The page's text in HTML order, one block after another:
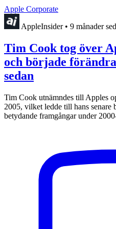
Apple Corporate
AppleInsider • 9 månader
Tim Cook tog över
och började
sedan
Tim Cook utnämndes till Apples
2005, vilket ledde till hans
betydande framgångar under